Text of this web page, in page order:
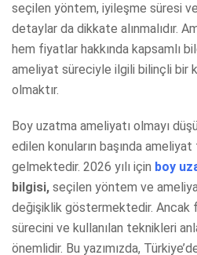
seçilen yöntem, iyileşme süresi
detaylar da dikkate alınmalıdır.
hem fiyatlar hakkında kapsamlı
ameliyat süreciyle ilgili bilinçli bir
olmaktır.
Boy uzatma ameliyatı olmayı
edilen konuların başında
gelmektedir. 2026 yılı için boy
bilgisi, seçilen yöntem ve
değişiklik göstermektedir. Ancak
sürecini ve kullanılan teknikleri
önemlidir. Bu yazımızda,